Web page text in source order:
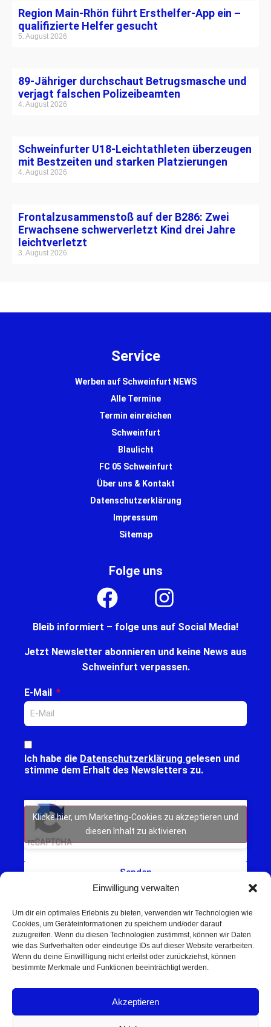
Einwilligung verwalten
Um dir ein optimales Erlebnis zu bieten, verwenden wir Technologien wie
Cookies, um Geräteinformationen zu speichern und/oder darauf
zuzugreifen. Wenn du diesen Technologien zustimmst, können wir Daten
wie das Surfverhalten oder eindeutige IDs auf dieser Website verarbeiten.
Wenn du deine Einwillligung nicht erteilst oder zurückziehst, können
bestimmte Merkmale und Funktionen beeinträchtigt werden.
Akzeptieren
Region Main-Rhön führt Ersthelfer-App ein –
qualifizierte Helfer gesucht
5. August 2026
89-Jähriger durchschaut Betrugsmasche und
verjagt falschen Polizeibeamten
4. August 2026
Schweinfurter U18-Leichtathleten überzeugen
mit Bestzeiten und starken Platzierungen
4. August 2026
Frontalzusammenstoß auf der B286: Zwei
Erwachsene schwerverletzt Kind drei Jahre
leichtverletzt
3. August 2026
Service
Werben auf Schweinfurt NEWS
Alle Termine
Termin einreichen
Schweinfurt
Blaulicht
FC 05 Schweinfurt
Über uns & Kontakt
Datenschutzerklärung
Impressum
Sitemap
Schweinfurt NEWS – Aktuelle Nachrichten,
Veranstaltungen und Sport aus Schweinfurt und
Umgebung.
Regionale Werbung mit Reichweite – jetzt
Folge uns
Bleib informiert – folge uns auf Social Media!
Jetzt Newsletter abonnieren und keine News aus
Schweinfurt verpassen.
E-Mail
Ich habe die Datenschutzerklärung gelesen und
stimme dem Erhalt des Newsletters zu.
Klicke hier, um Marketing-Cookies zu akzeptieren und
diesen Inhalt zu aktivieren
Senden